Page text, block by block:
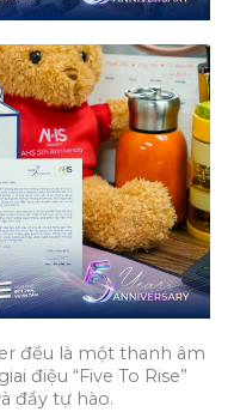
đều là một thanh âm
điệu “Five To Rise”
đầy tự hào.